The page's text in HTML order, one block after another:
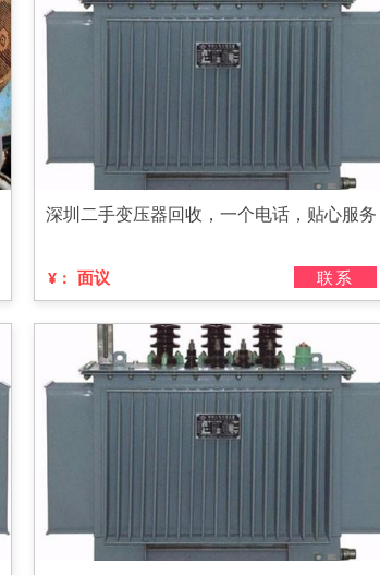
深圳二手变压器回收，一个电话，贴心服务
¥： 面议 联系